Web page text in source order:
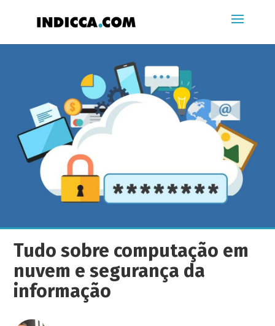
Tudo sobre computação em
nuvem e segurança da
informação